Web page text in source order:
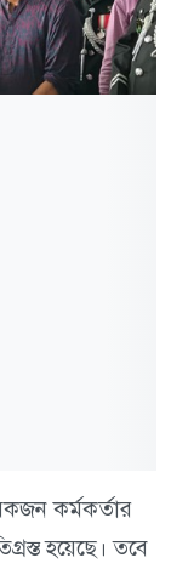
কর্মকর্তার
হয়েছে। তবে